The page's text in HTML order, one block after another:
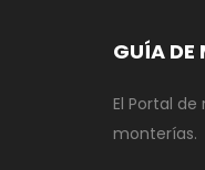
GUÍA DE
El Portal
monterías.